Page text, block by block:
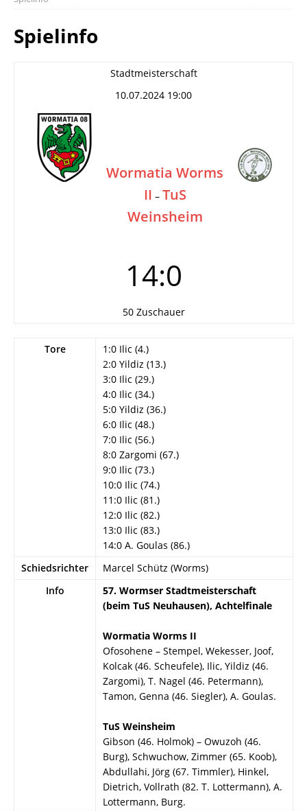
Spielinfo
Stadtmeisterschaft
10.07.2024 19:00
Wormatia Worms
II – TuS
Weinsheim
14:0
50 Zuschauer
Tore
1:0 Ilic (4.)
2:0 Yildiz (13.)
3:0 Ilic (29.)
4:0 Ilic (34.)
5:0 Yildiz (36.)
6:0 Ilic (48.)
7:0 Ilic (56.)
8:0 Zargomi (67.)
9:0 Ilic (73.)
10:0 Ilic (74.)
11:0 Ilic (81.)
12:0 Ilic (82.)
13:0 Ilic (83.)
14:0 A. Goulas (86.)
Schiedsrichter
Marcel Schütz (Worms)
Info
57. Wormser Stadtmeisterschaft
(beim TuS Neuhausen), Achtelfinale
Wormatia Worms II
Ofosohene – Stempel, Wekesser, Joof,
Kolcak (46. Scheufele), Ilic, Yildiz (46.
Zargomi), T. Nagel (46. Petermann),
Tamon, Genna (46. Siegler), A. Goulas.
TuS Weinsheim
Gibson (46. Holmok) – Owuzoh (46.
Burg), Schwuchow, Zimmer (65. Koob),
Abdullahi, Jörg (67. Timmler), Hinkel,
Dietrich, Vollrath (82. T. Lottermann), A.
Lottermann, Burg.